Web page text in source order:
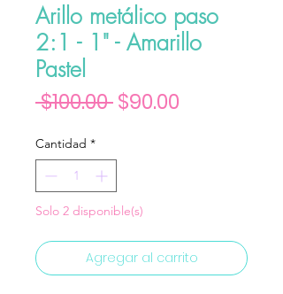
Arillo metálico paso
2:1 - 1" - Amarillo
Pastel
$100.00 Precio
$90.00
Cantidad *
Solo 2 disponible(s)
Agregar al carrito